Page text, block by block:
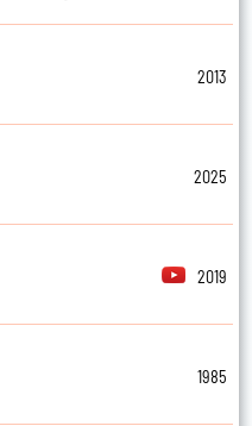
2013
2025
2019
1985